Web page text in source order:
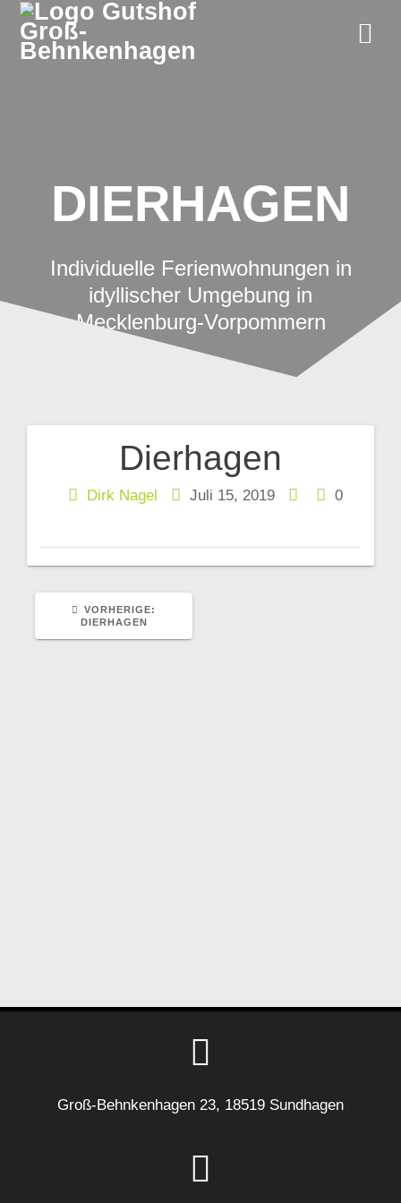
DIERHAGEN
Individuelle Ferienwohnungen in
idyllischer Umgebung in
Mecklenburg-Vorpommern
Dierhagen
Dirk Nagel Juli 15, 2019 0
Beitragsnavigation
VORHERIGE:
DIERHAGEN
Groß-Behnkenhagen 23, 18519 Sundhagen